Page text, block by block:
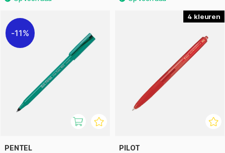
11%
PENTEL
4
PILOT